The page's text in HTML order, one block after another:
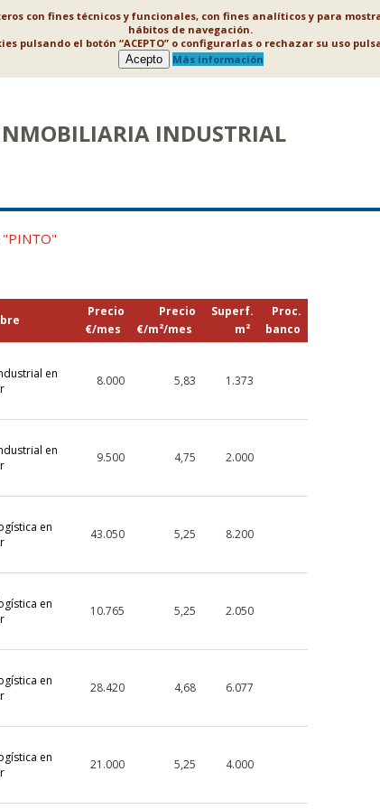
con fines técnicos y funcionales, con fines analíticos y para
hábitos de navegación.
pulsando el botón “ACEPTO” o configurarlas o rechazar su uso
Acepto
Más información
INDUSTRIAL
"PINTO"
Precio
€/mes
Precio
€/m²/mes
Superf.
m²
Proc.
banco
en
8.000 5,83 1.373
en
9.500 4,75 2.000
en
43.050 5,25 8.200
en
10.765 5,25 2.050
en
28.420 4,68 6.077
en
21.000 5,25 4.000